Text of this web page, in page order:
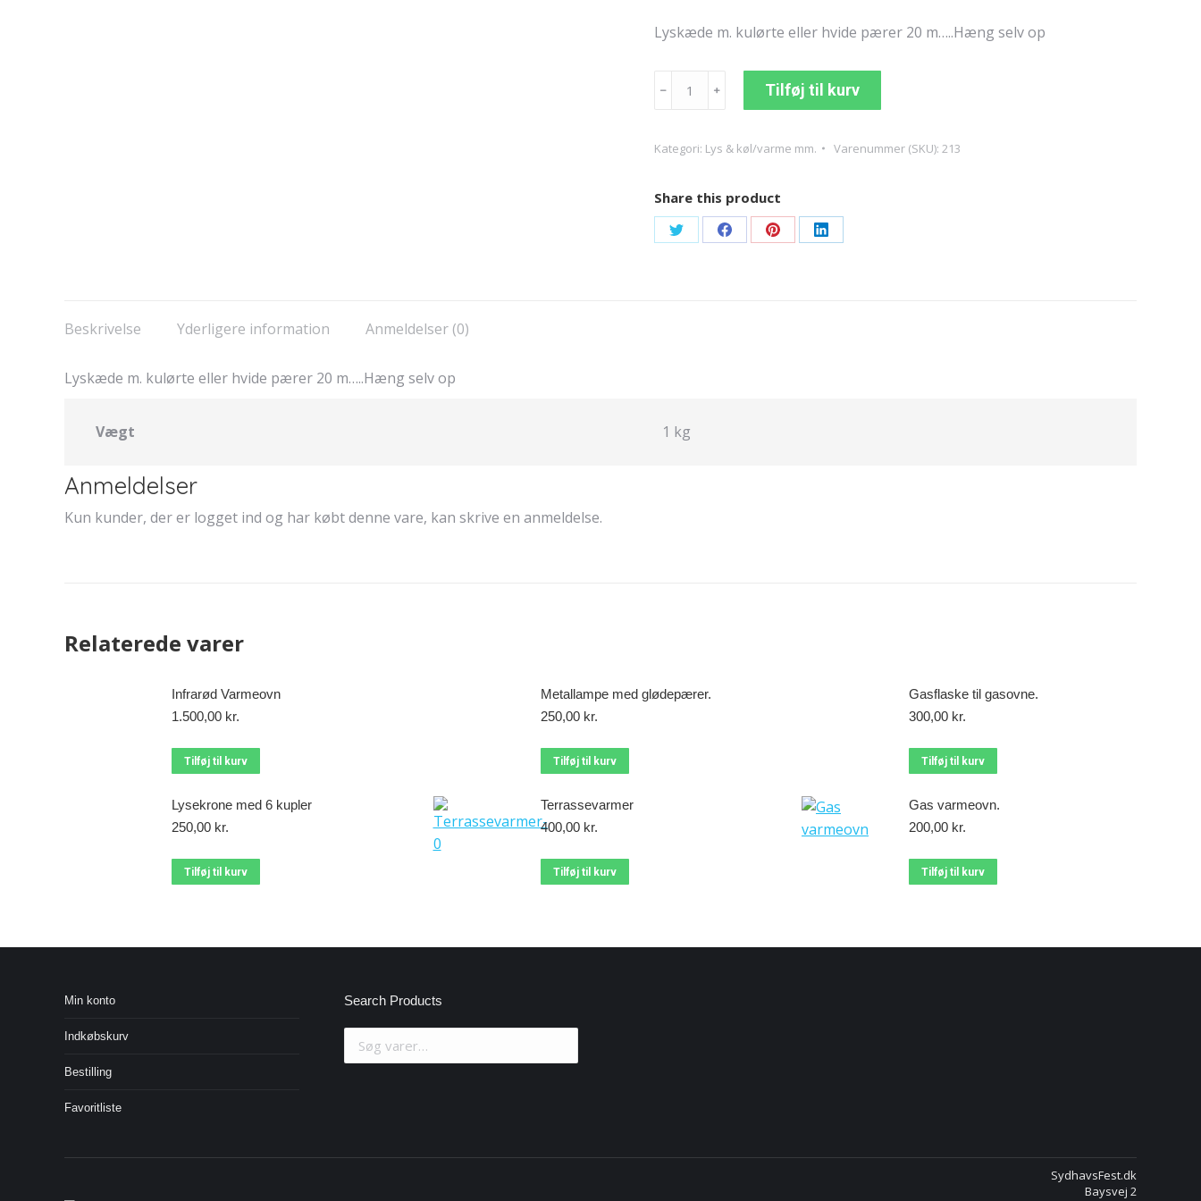
Lyskæde m. kulørte eller hvide pærer 20 m…..Hæng selv op
﹣ ﹢ Tilføj til kurv
Kategori: Lys & køl/varme mm. Varenummer (SKU): 213
Share this product
Share Share Share Share
Beskrivelse
Yderligere information Anmeldelser (0)
Lyskæde m. kulørte eller hvide pærer 20 m…..Hæng selv op
Vægt 1 kg
Anmeldelser
Kun kunder, der er logget ind og har købt denne vare, kan skrive en anmeldelse.
Relaterede varer
Infrarød Varmeovn
1.500,00 kr.
Tilføj til kurv
Metallampe med glødepærer.
250,00 kr.
Tilføj til kurv
Gasflaske til gasovne.
300,00 kr.
Tilføj til kurv
Lysekrone med 6 kupler
250,00 kr.
Tilføj til kurv
Terrassevarmer
400,00 kr.
Tilføj til kurv
Gas varmeovn.
200,00 kr.
Tilføj til kurv
Min konto
Indkøbskurv
Bestilling
Favoritliste
Search Products
SydhavsFest.dk
Baysvej 2